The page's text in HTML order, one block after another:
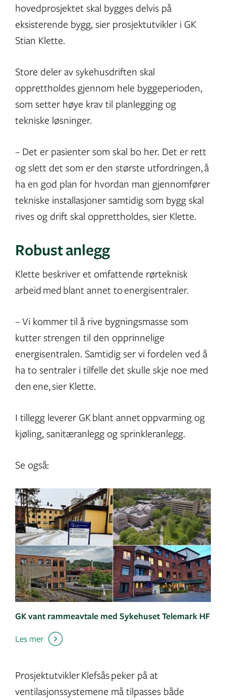
hovedprosjektet skal bygges delvis på
eksisterende bygg, sier prosjektutvikler i GK
Stian Klette.
Store deler av sykehusdriften skal
opprettholdes gjennom hele byggeperioden,
som setter høye krav til planlegging og
tekniske løsninger.
– Det er pasienter som skal bo her. Det er rett
og slett det som er den største utfordringen, å
ha en god plan for hvordan man gjennomfører
tekniske installasjoner samtidig som bygg skal
rives og drift skal opprettholdes, sier Klette.
Robust anlegg
Klette beskriver et omfattende rørteknisk
arbeid med blant annet to energisentraler.
– Vi kommer til å rive bygningsmasse som
kutter strengen til den opprinnelige
energisentralen. Samtidig ser vi fordelen ved å
ha to sentraler i tilfelle det skulle skje noe med
den ene, sier Klette.
I tillegg leverer GK blant annet oppvarming og
kjøling, sanitæranlegg og sprinkleranlegg.
Se også:
GK vant rammeavtale med Sykehuset Telemark HF
Les mer
Prosjektutvikler Klefsås peker på at
ventilasjonssystemene må tilpasses både